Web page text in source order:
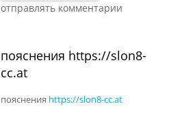
отправлять комментарии
пояснения https://slon8-
cc.at
пояснения https://slon8-cc.at